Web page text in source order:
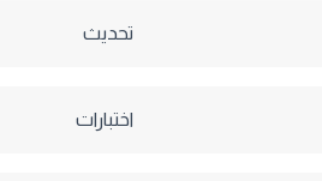
تحديث
اختبارات